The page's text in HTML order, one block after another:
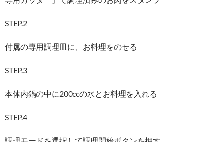
STEP.2
付属の専用調理皿に、お料理をのせる
STEP.3
本体内鍋の中に200ccの水とお料理を入れる
STEP.4